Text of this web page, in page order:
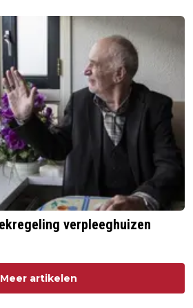
verpleeghuizen
Meer artikelen